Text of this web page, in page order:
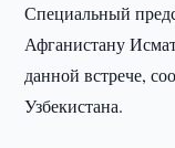
Специальный
Афганистану
данной встрече,
Узбекистана.